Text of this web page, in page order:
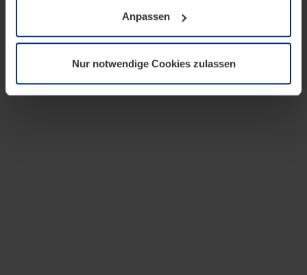
notwendig sind. Für alle anderen Cookie-Typen benötigen
wir Ihre Erlaubnis. Ihre Einwilligung können Sie jederzeit
Datenschutzerklärungunserer Website ändern oder
widerrufen.
Anpassen
Nur notwendige Cookies zulassen